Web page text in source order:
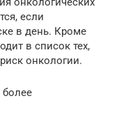
если
в день. Кроме
в список тех,
онкологии.
более